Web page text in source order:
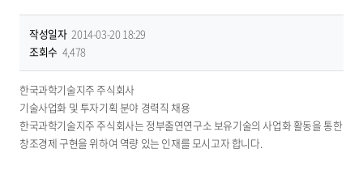
작성일자 2014-03-20 18:29
조회수 4,478
한국과학기술지주 주식회사
기술사업화 및 투자기획 분야 경력직 채용
한국과학기술지주 주식회사는 정부출연연구소 보유기술의 사업화 활동을 통한
창조경제 구현을 위하여 역량 있는 인재를 모시고자 합니다.